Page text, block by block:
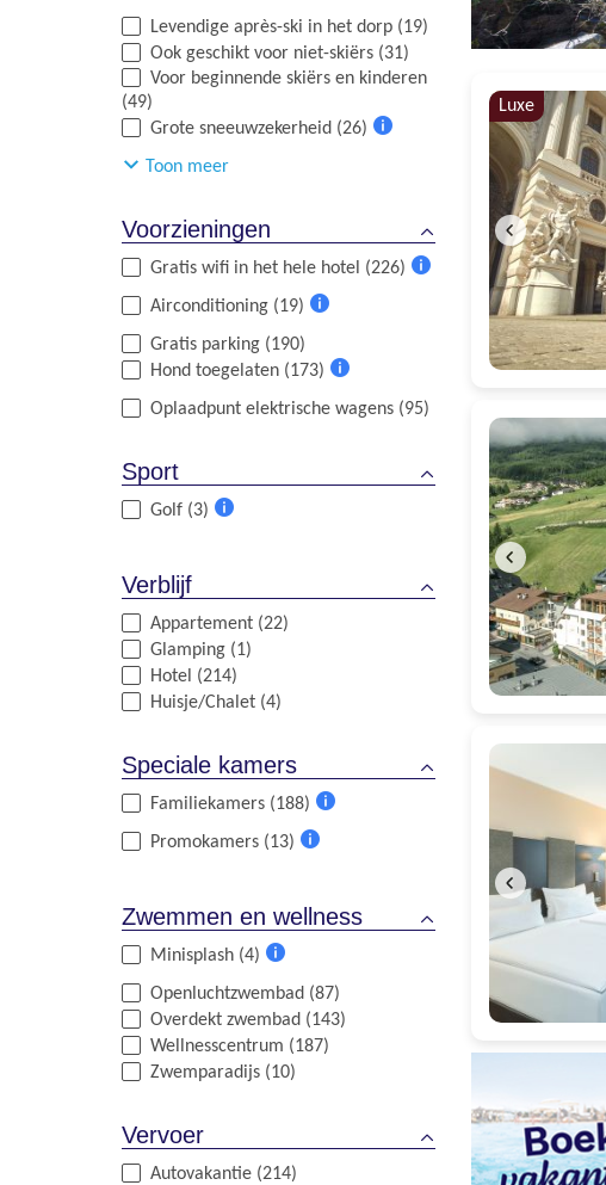
informatie
Levendige après-ski in het dorp (19)
Ook geschikt voor niet-skiërs (31)
Voor beginnende skiërs en kinderen
(49)
Grote sneeuwzekerheid (26)
Toon meer
Voorzieningen
Gratis wifi in het hele hotel (226)
Airconditioning (19)
Gratis parking (190)
Hond toegelaten (173)
informatie
Oplaadpunt elektrische wagens (95)
Sport
Golf (3)
Verblijf
Appartement (22)
Glamping (1)
Hotel (214)
Huisje/Chalet (4)
Speciale kamers
Familiekamers (188)
informatie
Promokamers (13)
Zwemmen en wellness
Minisplash (4)
informatie
Openluchtzwembad (87)
Overdekt zwembad (143)
Wellnesscentrum (187)
Zwemparadijs (10)
Vervoer
Autovakantie (214)
Luxe